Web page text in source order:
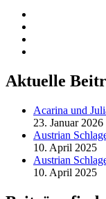
Aktuelle
Acarina und
23. Januar 2026
Austrian
10. April 2025
Austrian
10. April 2025